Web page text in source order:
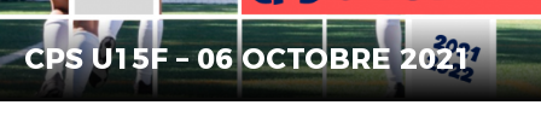
CPS U15F – 06 OCTOBRE 2021